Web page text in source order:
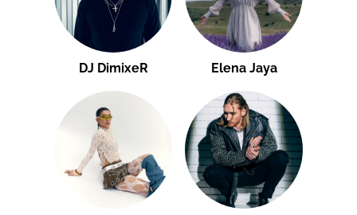
DJ DimixeR Elena Jaya